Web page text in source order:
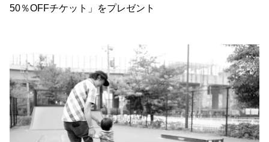
50％OFFチケット」をプレゼント